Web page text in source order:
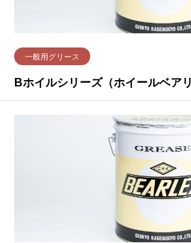
一般用グリース
Bホイルシリーズ（ホイールベア